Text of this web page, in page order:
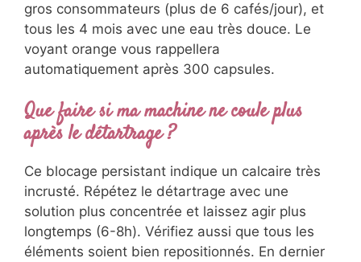
gros consommateurs (plus de 6 cafés/jour), et
tous les 4 mois avec une eau très douce. Le
voyant orange vous rappellera
automatiquement après 300 capsules.
Que faire si ma machine ne coule plus
après le détartrage ?
Ce blocage persistant indique un calcaire très
incrusté. Répétez le détartrage avec une
solution plus concentrée et laissez agir plus
longtemps (6-8h). Vérifiez aussi que tous les
éléments soient bien repositionnés. En dernier